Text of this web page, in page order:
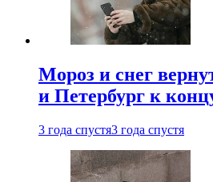
Мороз и снег
и Петербург к
3 года спустя3 года спустя